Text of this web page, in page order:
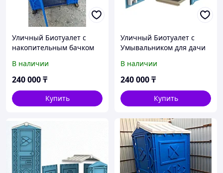
Уличный Биотуалет с
накопительным бачком
В наличии
240 000₸
Купить
Уличный Биотуалет с
Умывальником для дачи
отдельно)
В наличии
240 000₸
Купить